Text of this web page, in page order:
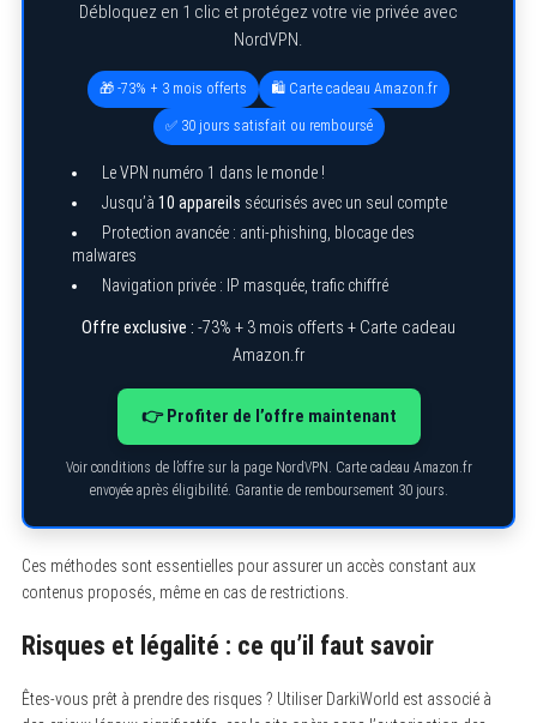
Débloquez en 1 clic et protégez votre vie privée avec
NordVPN.
🎁 -73% + 3 mois offerts 🛍️ Carte cadeau Amazon.fr
✅ 30 jours satisfait ou remboursé
Le VPN numéro 1 dans le monde !
Jusqu’à 10 appareils sécurisés avec un seul compte
Protection avancée : anti-phishing, blocage des
malwares
Navigation privée : IP masquée, trafic chiffré
Offre exclusive : -73% + 3 mois offerts + Carte cadeau
Amazon.fr
👉 Profiter de l’offre maintenant
Voir conditions de l’offre sur la page NordVPN. Carte cadeau Amazon.fr
envoyée après éligibilité. Garantie de remboursement 30 jours.
Ces méthodes sont essentielles pour assurer un accès constant aux
contenus proposés, même en cas de restrictions.
Risques et légalité : ce qu’il faut savoir
Êtes-vous prêt à prendre des risques ? Utiliser DarkiWorld est associé à
c
h
o
: